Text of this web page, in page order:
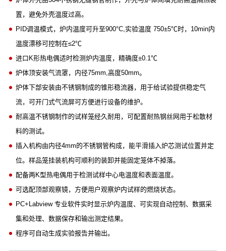
置，避免外壳温度过高。
PID调温模式，炉内温度可升至900°C,实验温度 750±5℃时，10min内
温度漂移可控制在≤2℃
进口K形热电偶适时检测炉内温度，精确度±0.1℃
炉体顶安装气流罩，内径75mm,高度50mm。
炉体下部安装由不锈钢制成的锥形稳流器，用于给试验提供稳定气
流，可开门式气流屏可方便进行设备的维护。
耐高温不锈钢制作的试样笼经久耐用，可配置耐热钢丝网用于松散材
料的测试。
插入机构由内径4mm的不锈钢管构成，能平滑插入炉芯测试位置并定
位。样品笼挂装机构可顺利的装卸并能固定笼体不掉落。
配备两K型热电偶用于检测试样中心电温度和表面温度。
可选配顶部观察镜，方便用户观察炉内试样的燃烧状态。
PC+Labview 专业软件实时显示炉内温度、可实现自动控制、数据采
集和处理、数据保存和输出测定结果。
程序可自动生成实验报告并输出。